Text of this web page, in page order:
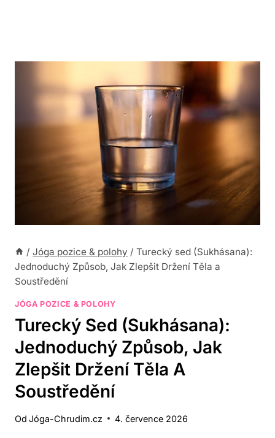
/ Jóga pozice & polohy / Turecký sed (Sukhásana):
Jednoduchý Způsob, Jak Zlepšit Držení Těla a
Soustředění
JÓGA POZICE & POLOHY
Turecký Sed (Sukhásana):
Jednoduchý Způsob, Jak
Zlepšit Držení Těla A
Soustředění
Od Jóga-Chrudim.cz 4. července 2026